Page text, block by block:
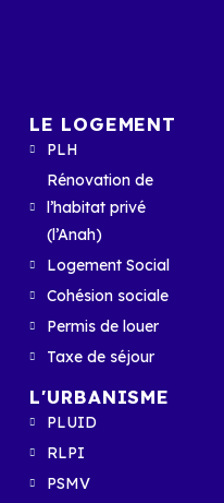
LE LOGEMENT
PLH
Rénovation de
l’habitat privé
(l’Anah)
Logement Social
Cohésion sociale
Permis de louer
Taxe de séjour
L'URBANISME
PLUID
RLPI
PSMV